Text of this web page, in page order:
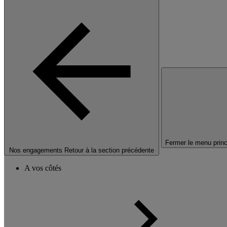
Nos engagements Retour à la section précédente
Fermer le menu
A vos côtés